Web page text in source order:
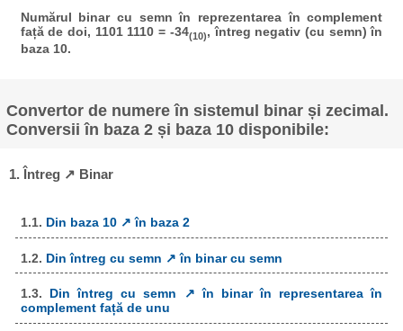
Numărul binar cu semn în reprezentarea în complement
față de doi, 1101 1110 = -34(10), întreg negativ (cu semn) în
baza 10.
Convertor de numere în sistemul binar și zecimal.
Conversii în baza 2 și baza 10 disponibile:
1. Întreg ↗ Binar
1.1. Din baza 10 ↗ în baza 2
1.2. Din întreg cu semn ↗ în binar cu semn
1.3. Din întreg cu semn ↗ în binar în representarea în
complement față de unu